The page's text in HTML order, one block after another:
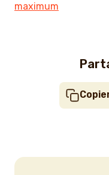
maximum